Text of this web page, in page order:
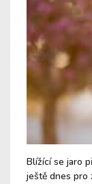
Blížící se jaro
ještě dnes pro